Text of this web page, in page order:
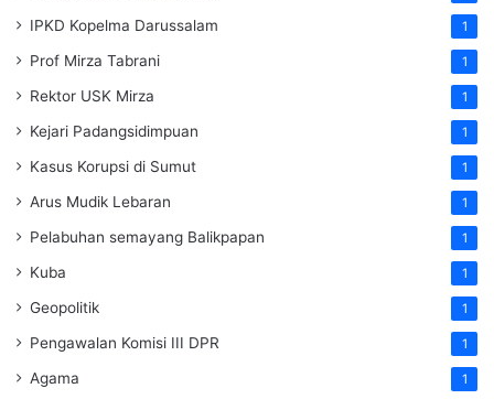
IPKD Kopelma Darussalam 1
Prof Mirza Tabrani 1
Rektor USK Mirza 1
Kejari Padangsidimpuan 1
Kasus Korupsi di Sumut 1
Arus Mudik Lebaran 1
Pelabuhan semayang Balikpapan 1
Kuba 1
Geopolitik 1
Pengawalan Komisi III DPR 1
Agama 1